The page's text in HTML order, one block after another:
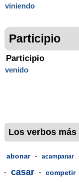
viniendo
Participio
Participio
venido
Los verbos
abonar - acampanar
- casar - competir